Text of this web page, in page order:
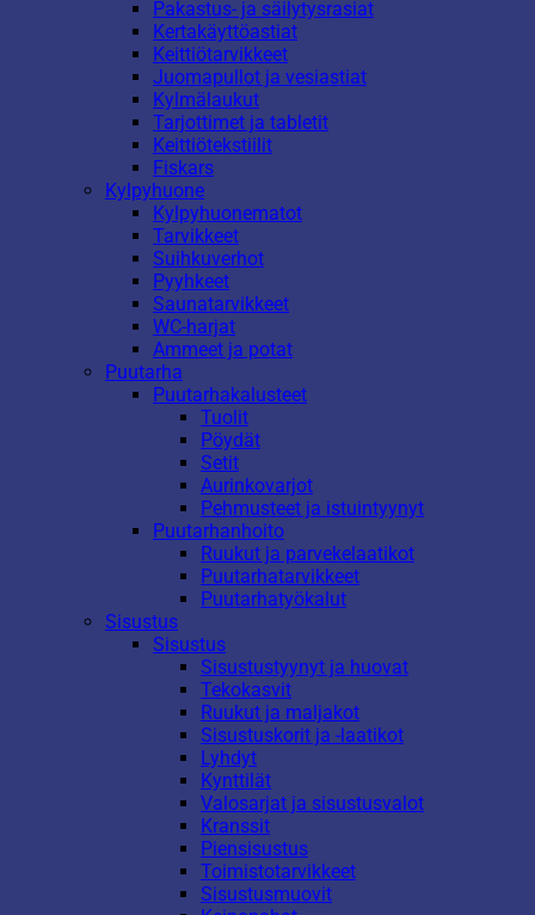
Pakastus- ja säilytysrasiat
Kertakäyttöastiat
Keittiötarvikkeet
Juomapullot ja vesiastiat
Kylmälaukut
Tarjottimet ja tabletit
Keittiötekstiilit
Fiskars
Kylpyhuone
Kylpyhuonematot
Tarvikkeet
Suihkuverhot
Pyyhkeet
Saunatarvikkeet
WC-harjat
Ammeet ja potat
Puutarha
Puutarhakalusteet
Tuolit
Pöydät
Setit
Aurinkovarjot
Pehmusteet ja istuintyynyt
Puutarhanhoito
Ruukut ja parvekelaatikot
Puutarhatarvikkeet
Puutarhatyökalut
Sisustus
Sisustus
Sisustustyynyt ja huovat
Tekokasvit
Ruukut ja maljakot
Sisustuskorit ja -laatikot
Lyhdyt
Kynttilät
Valosarjat ja sisustusvalot
Kranssit
Piensisustus
Toimistotarvikkeet
Sisustusmuovit